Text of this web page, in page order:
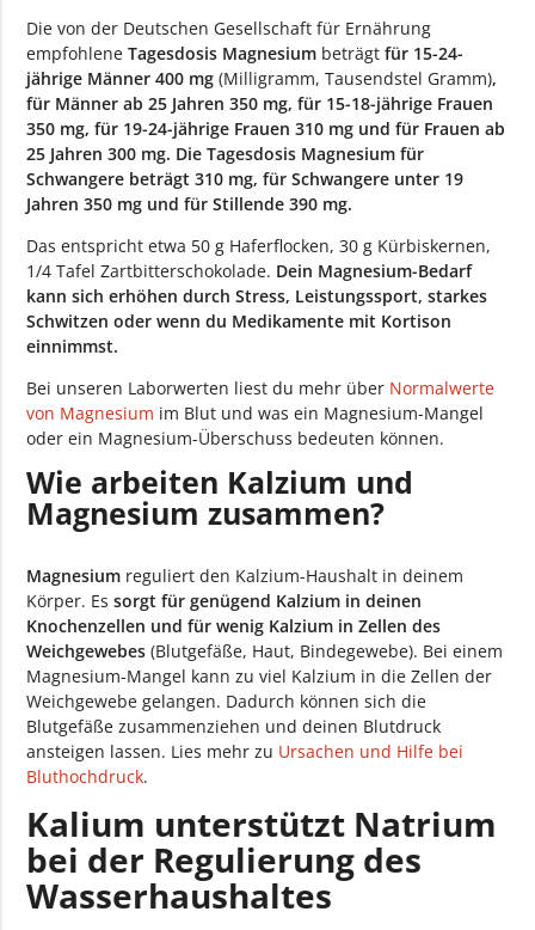
Die von der Deutschen Gesellschaft für Ernährung
empfohleneTagesdosis Magnesium beträgtfür 15-24-
jährige Männer 400 mg (Milligramm, Tausendstel Gramm),
für Männer ab 25 Jahren 350 mg, für 15-18-jährige Frauen
350 mg, für 19-24-jährige Frauen 310 mg und für Frauen ab
25 Jahren 300 mg. Die Tagesdosis Magnesium für
Schwangere beträgt 310 mg, für Schwangere unter 19
Jahren 350 mg und für Stillende 390 mg.
Das entspricht etwa 50 g Haferflocken, 30 g Kürbiskernen,
1/4 Tafel Zartbitterschokolade. Dein Magnesium-Bedarf
kann sich erhöhen durch Stress, Leistungssport, starkes
Schwitzen oder wenn du Medikamente mit Kortison
einnimmst.
Bei unseren Laborwerten liest du mehr über Normalwerte
von Magnesium im Blut und was ein Magnesium-Mangel
oder ein Magnesium-Überschuss bedeuten können.
Wie arbeiten Kalzium und
Magnesium zusammen?
Magnesium reguliert den Kalzium-Haushalt in deinem
Körper. Essorgt für genügend Kalzium in deinen
Knochenzellen und für wenig Kalzium in Zellen des
Weichgewebes (Blutgefäße, Haut, Bindegewebe). Bei einem
Magnesium-Mangel kann zu viel Kalzium in die Zellen der
Weichgewebe gelangen. Dadurch können sich die
Blutgefäße zusammenziehen und deinen Blutdruck
ansteigen lassen. Lies mehr zu Ursachen und Hilfe bei
Bluthochdruck.
Kalium unterstützt Natrium
bei der Regulierung des
Wasserhaushaltes